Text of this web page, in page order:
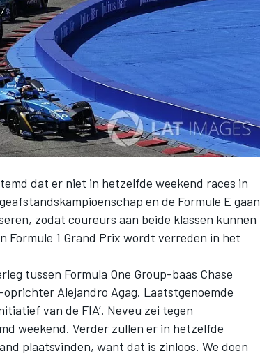
dat er niet in hetzelfde weekend races in
en de Formule E gaan
zodat coureurs aan beide klassen kunnen
Formule 1 Grand Prix wordt verreden in het
tussen Formula One Group-baas Chase
Alejandro Agag. Laatstgenoemde
van de FIA’. Neveu zei tegen
weekend. Verder zullen er in hetzelfde
plaatsvinden, want dat is zinloos. We doen